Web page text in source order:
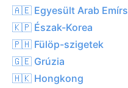
🇦🇪 Egyesült Arab
🇰🇵 Észak-Korea
🇵🇭 Fülöp-szigetek
🇬🇪 Grúzia
🇭🇰 Hongkong